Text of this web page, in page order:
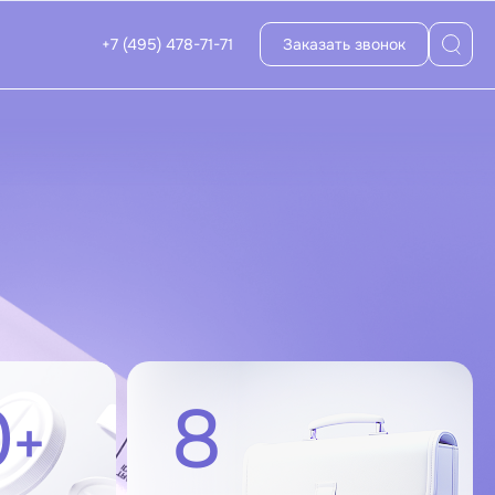
+7 (495) 478-71-71 Заказать звонок
+ 8